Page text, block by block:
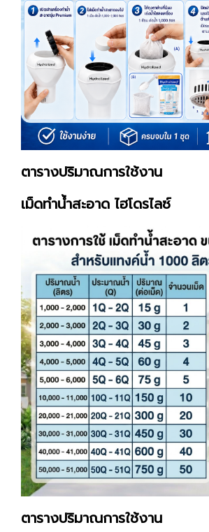
ตารางปริมาณการใช้งาน
เม็ดทำน้ำสะอาด ไฮโดรไลซ์
ตารางปริมาณการใช้งาน